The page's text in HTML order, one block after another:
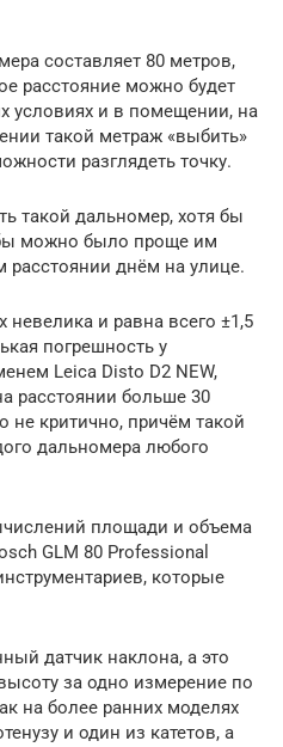
составляет 80 метров,
расстояние можно будет
условиях и в помещении, на
такой метраж «выбить»
разглядеть точку.
такой дальномер, хотя бы
можно было проще им
расстоянии днём на улице.
и равна всего ±1,5
погрешность у
Leica Disto D2 NEW,
расстоянии больше 30
не критично, причём такой
дальномера любого
площади и объема
GLM 80 Professional
которые
датчик наклона, а это
за одно измерение по
на более ранних моделях
и один из катетов, а